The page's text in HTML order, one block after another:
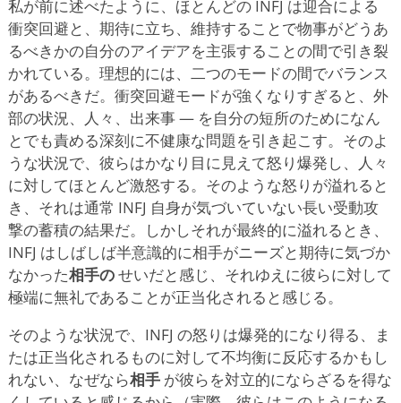
私が前に述べたように、ほとんどの INFJ は迎合による
衝突回避と、期待に立ち、維持することで物事がどうあ
るべきかの自分のアイデアを主張することの間で引き裂
かれている。理想的には、二つのモードの間でバランス
があるべきだ。衝突回避モードが強くなりすぎると、外
部の状況、人々、出来事 — を自分の短所のためになん
とでも責める深刻に不健康な問題を引き起こす。そのよ
うな状況で、彼らはかなり目に見えて怒り爆発し、人々
に対してほとんど激怒する。そのような怒りが溢れると
き、それは通常 INFJ 自身が気づいていない長い受動攻
撃の蓄積の結果だ。しかしそれが最終的に溢れるとき、
INFJ はしばしば半意識的に相手がニーズと期待に気づか
なかった相手のせいだと感じ、それゆえに彼らに対して
極端に無礼であることが正当化されると感じる。
そのような状況で、INFJ の怒りは爆発的になり得る、ま
たは正当化されるものに対して不均衡に反応するかもし
れない、なぜなら相手 が彼らを対立的にならざるを得な